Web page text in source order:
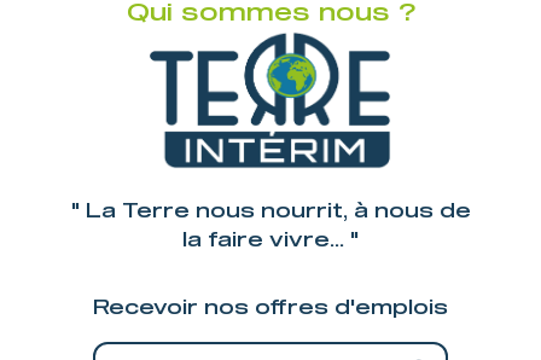
Qui sommes nous ?
" La Terre nous nourrit, à nous de
la faire vivre... "
Recevoir nos offres d'emplois